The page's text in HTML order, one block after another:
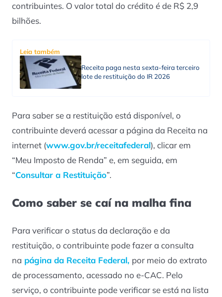
contribuintes. O valor total do crédito é de R$ 2,9
bilhões.
Leia também
Receita paga nesta sexta-feira terceiro
lote de restituição do IR 2026
Para saber se a restituição está disponível, o
contribuinte deverá acessar a página da Receita na
internet (www.gov.br/receitafederal), clicar em
“Meu Imposto de Renda” e, em seguida, em
“Consultar a Restituição”.
Como saber se caí na malha fina
Para verificar o status da declaração e da
restituição, o contribuinte pode fazer a consulta
na página da Receita Federal, por meio do extrato
de processamento, acessado no e-CAC. Pelo
serviço, o contribuinte pode verificar se está na lista